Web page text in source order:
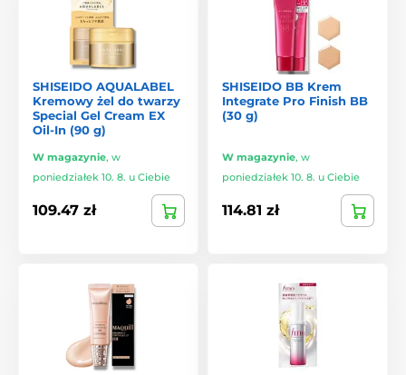
SHISEIDO AQUALABEL
Kremowy żel do twarzy
Special Gel Cream EX
Oil-In (90 g)
W magazynie, w
poniedziałek 10. 8. u Ciebie
109.47 zł
SHISEIDO BB Krem
Integrate Pro Finish BB
(30 g)
W magazynie, w
poniedziałek 10. 8. u Ciebie
114.81 zł